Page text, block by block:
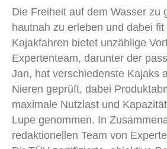
Die Freiheit auf dem Wasser zu
hautnah zu erleben und dabei
Kajakfahren bietet unzählige
Expertenteam, darunter der
Jan, hat verschiedenste Kajaks
Nieren geprüft, dabei
maximale Nutzlast und
Lupe genommen. In
redaktionellen Team von